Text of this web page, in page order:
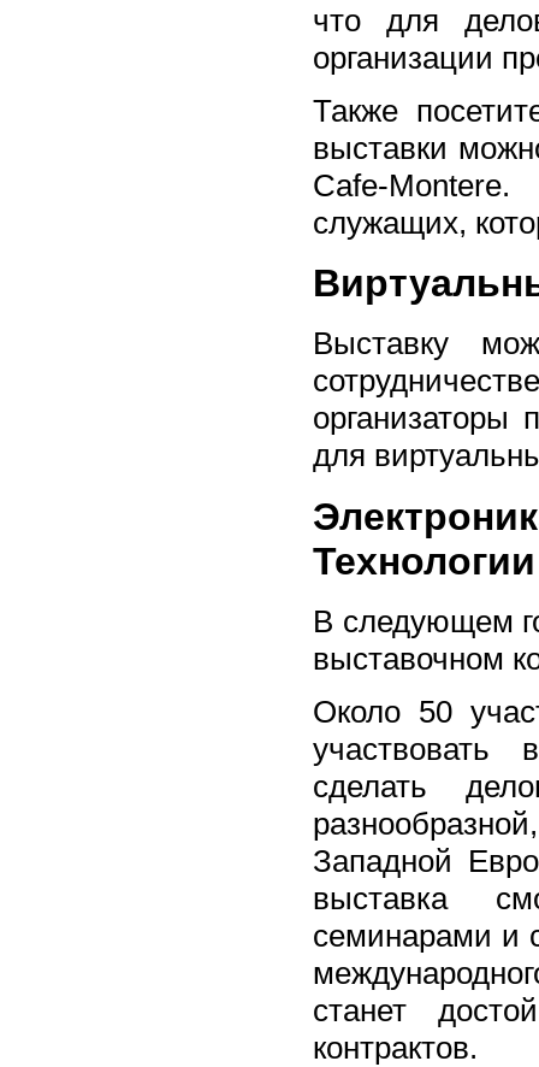
что для
организации
Также
выставки
Cafе-
служащих,
Выставку
организаторы
для
В следующем
выставочном
Около 50
участвовать
сделать
Западной
выставка
семинарами и
станет
контрактов.